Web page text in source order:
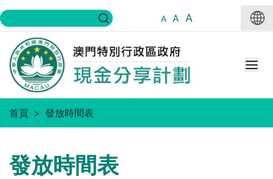
A A A
首頁 發放時間表
發放時間表